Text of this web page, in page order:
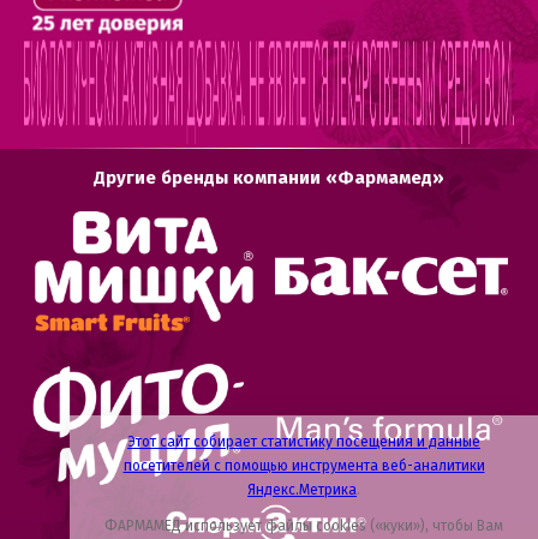
Этот сайт собирает статистику посещения и данные
посетителей с помощью инструмента веб-аналитики
Яндекс.Метрика.
ФАРМАМЕД использует файлы cookies («куки»), чтобы Вам
Другие бренды компании «Фармамед»